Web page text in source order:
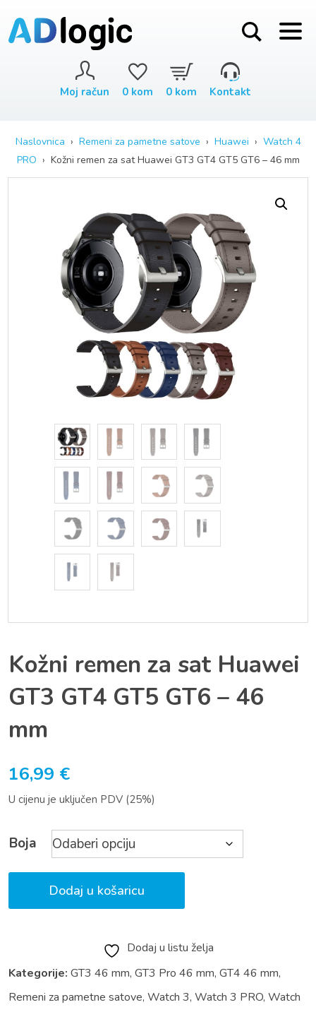
Moj račun 0 kom 0 kom Kontakt
Naslovnica › Remeni za pametne satove › Huawei › Watch 4
PRO › Kožni remen za sat Huawei GT3 GT4 GT5 GT6 – 46 mm
Kožni remen za sat Huawei
GT3 GT4 GT5 GT6 – 46
mm
16,99 €
U cijenu je uključen PDV (25%)
Boja
Dodaj u košaricu
Dodaj u listu želja
Kategorije: GT3 46 mm, GT3 Pro 46 mm, GT4 46 mm,
Remeni za pametne satove, Watch 3, Watch 3 PRO, Watch